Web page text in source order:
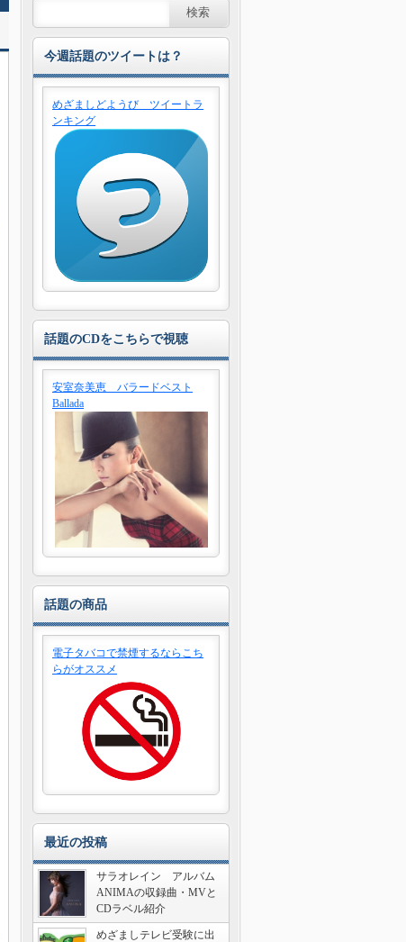
今週話題のツイートは？
めざましどようび ツイートラ
ンキング
話題のCDをこちらで視聴
安室奈美恵 バラードベスト
Ballada
話題の商品
電子タバコで禁煙するならこち
らがオススメ
最近の投稿
サラオレイン アルバム
ANIMAの収録曲・MVと
CDラベル紹介
めざましテレビ受験に出